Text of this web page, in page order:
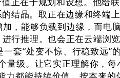
结晶。取正在边缘和终
，能够负载到边缘，而电
行推理。也会正在云端浏
套“处变不惊、行稳致远
量级。让它实正理解你，